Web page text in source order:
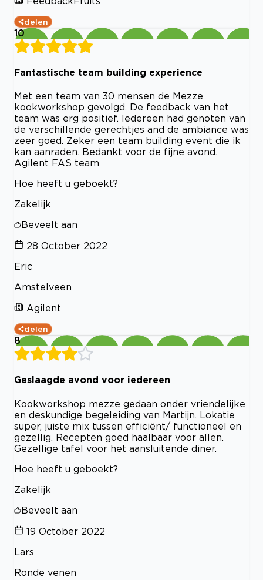
delen
10
Fantastische team building experience
Met een team van 30 mensen de Mezze
kookworkshop gevolgd. De feedback van het
team was erg positief. Iedereen had genoten van
de verschillende gerechtjes and de ambiance was
zeer goed. Zeker een team building event die ik
kan aanraden. Bedankt voor de fijne avond.
Agilent FAS team
Hoe heeft u geboekt?
Zakelijk
Beveelt aan
28 October 2022
Eric
Amstelveen
Agilent
delen
8
Geslaagde avond voor iedereen
Kookworkshop mezze gedaan onder vriendelijke
en deskundige begeleiding van Martijn. Lokatie
super, juiste mix tussen efficiënt/ functioneel en
gezellig. Recepten goed haalbaar voor allen.
Gezellige tafel voor het aansluitende diner.
Hoe heeft u geboekt?
Zakelijk
Beveelt aan
19 October 2022
Lars
Ronde venen